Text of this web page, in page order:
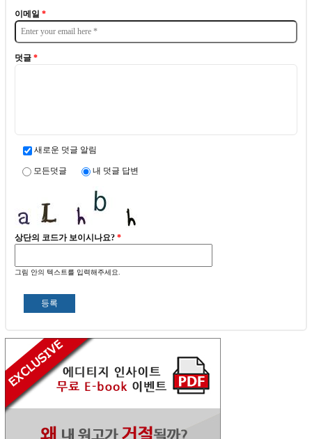
이메일 *
덧글 *
새로운 덧글 알림
모든덧글 내 덧글 답변
상단의 코드가 보이시나요? *
그림 안의 텍스트를 입력해주세요.